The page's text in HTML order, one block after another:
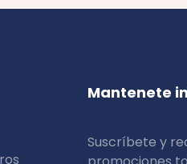
Mantenete
Suscríbete y